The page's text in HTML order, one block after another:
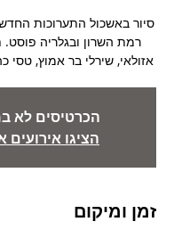
סיור באשכול התערוכות החדש
רמת השרון ובגלריה פוסט.
אזולאי, שירלי בר אמוץ, טסי
הכרטיסים לא
הציגו אירועים
זמן ומיקום